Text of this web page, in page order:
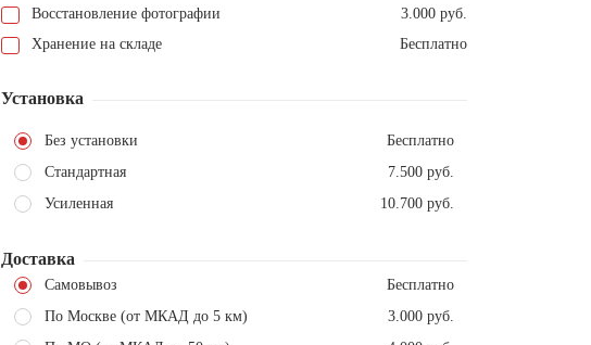
Восстановление фотографии
3.000 руб.
Хранение на складе
Бесплатно
Установка
Без установки
Бесплатно
Стандартная
7.500 руб.
Усиленная
10.700 руб.
Доставка
Самовывоз
Бесплатно
По Москве (от МКАД до 5 км)
3.000 руб.